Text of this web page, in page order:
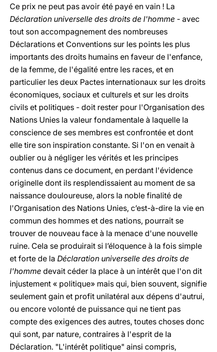
Ce prix ne peut pas avoir été payé en vain ! La
Déclaration universelle des droits de l'homme - avec
tout son accompagnement des nombreuses
Déclarations et Conventions sur les points les plus
importants des droits humains en faveur de l'enfance,
de la femme, de l'égalité entre les races, et en
particulier les deux Pactes internationaux sur les droits
économiques, sociaux et culturels et sur les droits
civils et politiques - doit rester pour l'Organisation des
Nations Unies la valeur fondamentale à laquelle la
conscience de ses membres est confrontée et dont
elle tire son inspiration constante. Si l'on en venait à
oublier ou à négliger les vérités et les principes
contenus dans ce document, en perdant l'évidence
originelle dont ils resplendissaient au moment de sa
naissance douloureuse, alors la noble finalité de
l'Organisation des Nations Unies, c’est-à-dire la vie en
commun des hommes et des nations, pourrait se
trouver de nouveau face à la menace d'une nouvelle
ruine. Cela se produirait si l’éloquence à la fois simple
et forte de la Déclaration universelle des droits de
l'homme devait céder la place à un intérêt que l'on dit
injustement « politique» mais qui, bien souvent, signifie
seulement gain et profit unilatéral aux dépens d'autrui,
ou encore volonté de puissance qui ne tient pas
compte des exigences des autres, toutes choses donc
qui sont, par nature, contraires à l'esprit de la
Déclaration. "L'intérêt politique" ainsi compris,